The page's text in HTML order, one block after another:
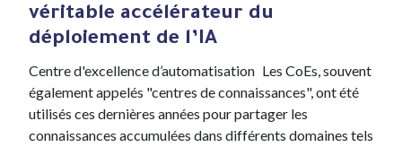
véritable accélérateur du
déploiement de l’IA
Centre d'excellence d’automatisation Les CoEs, souvent
également appelés "centres de connaissances", ont été
utilisés ces dernières années pour partager les
connaissances accumulées dans différents domaines tels